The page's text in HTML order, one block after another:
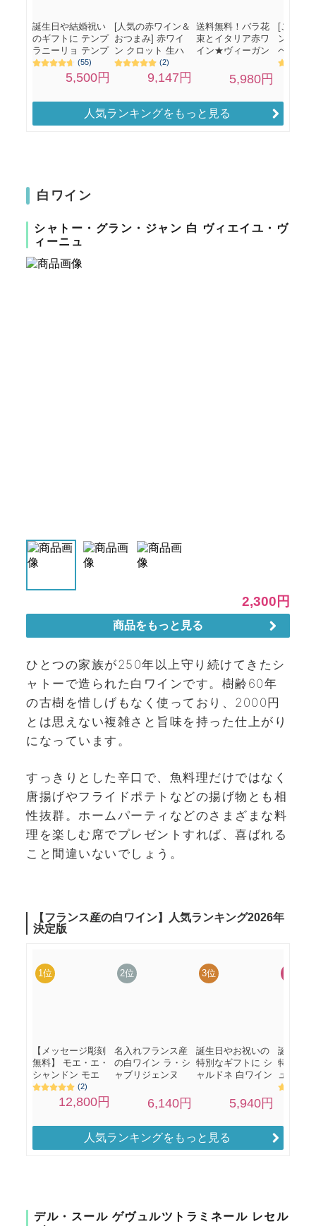
人気ランキングをもっと見る
白ワイン
シャトー・グラン・ジャン 白 ヴィエイユ・ヴ
ィーニュ
ひとつの家族が250年以上守り続けてきたシ
ャトーで造られた白ワインです。 樹齢60年
の古樹を惜しげもなく使っており、2000円
とは思えない複雑さと旨味を持った仕上がり
になっています。
すっきりとした辛口で、魚料理だけではなく
唐揚げやフライドポテトなどの揚げ物とも相
性抜群。ホームパーティなどのさまざまな料
理を楽しむ席でプレゼントすれば、喜ばれる
こと間違いないでしょう。
人気ランキングをもっと見る
デル・スール ゲヴュルツトラミネール レセル